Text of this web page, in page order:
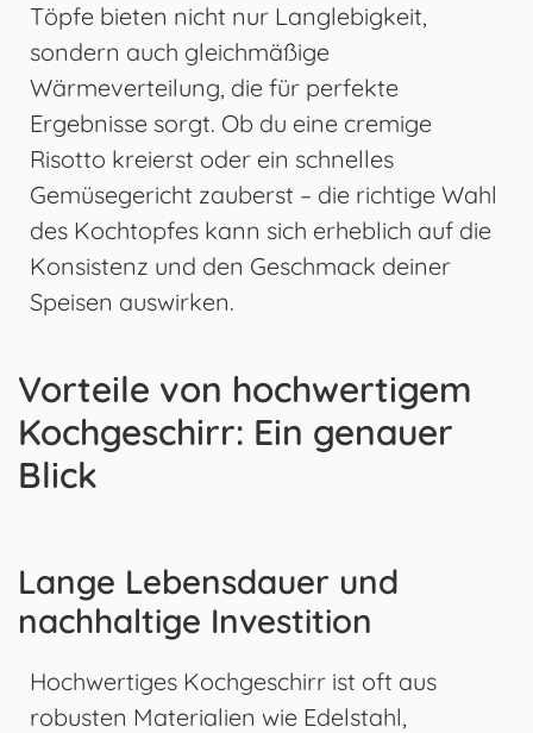
Töpfe bieten nicht nur Langlebigkeit,
sondern auch gleichmäßige
Wärmeverteilung, die für perfekte
Ergebnisse sorgt. Ob du eine cremige
Risotto kreierst oder ein schnelles
Gemüsegericht zauberst – die richtige Wahl
des Kochtopfes kann sich erheblich auf die
Konsistenz und den Geschmack deiner
Speisen auswirken.
Vorteile von hochwertigem
Kochgeschirr: Ein genauer
Blick
Lange Lebensdauer und
nachhaltige Investition
Hochwertiges Kochgeschirr ist oft aus
robusten Materialien wie Edelstahl,